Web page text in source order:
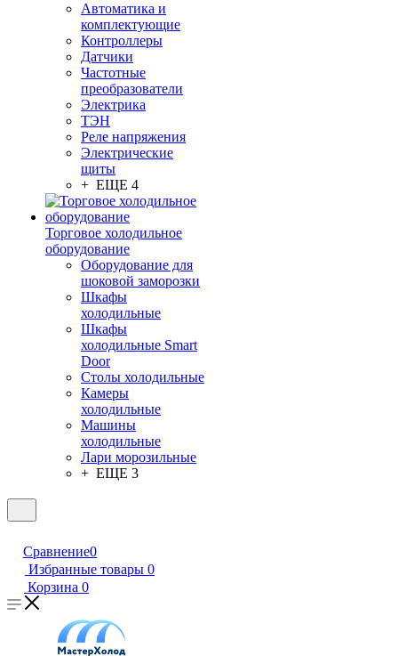
Автоматика и
комплектующие
Контроллеры
Датчики
Частотные
преобразователи
Электрика
ТЭН
Реле напряжения
Электрические
щиты
+ ЕЩЕ 4
Торговое холодильное
оборудование
Оборудование для
шоковой заморозки
Шкафы
холодильные
Шкафы
холодильные Smart
Door
Столы холодильные
Камеры
холодильные
Машины
холодильные
Лари морозильные
+ ЕЩЕ 3
Сравнение0
Избранные товары 0
Корзина 0